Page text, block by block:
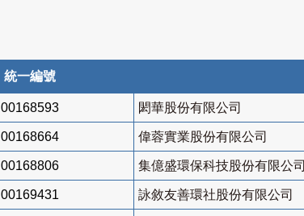
統一編號
00168593 閎華股份有限公司
00168664 偉蓉實業股份有限公司
00168806 集億盛環保科技股份有限公司
00169431 詠敘友善環社股份有限公司